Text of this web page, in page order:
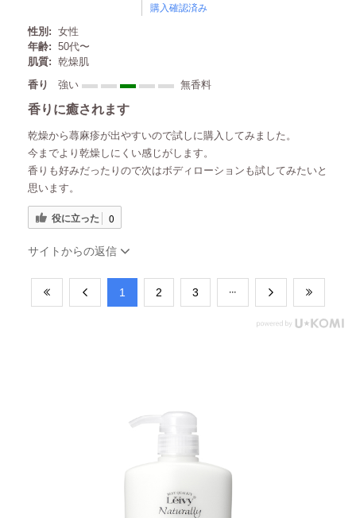
購入確認済み
性別: 女性
年齢: 50代〜
肌質: 乾燥肌
香り
強い 無香料
香りに癒されます
乾燥から蕁麻疹が出やすいので試しに購入してみました。
今までより乾燥しにくい感じがします。
香りも好みだったりので次はボディローションも試してみたいと
思います。
役に立った 0
サイトからの返信
​1 ​2 ​3